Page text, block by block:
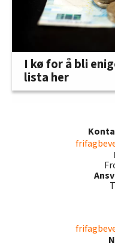
I kø for å bli
lista her